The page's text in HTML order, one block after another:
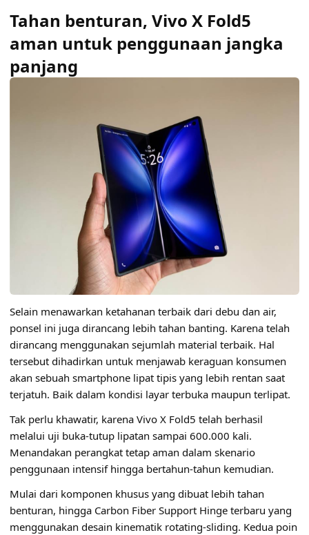
Tahan benturan, Vivo X Fold5
aman untuk penggunaan jangka
panjang
Selain menawarkan ketahanan terbaik dari debu dan air,
ponsel ini juga dirancang lebih tahan banting. Karena telah
dirancang menggunakan sejumlah material terbaik. Hal
tersebut dihadirkan untuk menjawab keraguan konsumen
akan sebuah smartphone lipat tipis yang lebih rentan saat
terjatuh. Baik dalam kondisi layar terbuka maupun terlipat.
Tak perlu khawatir, karena Vivo X Fold5 telah berhasil
melalui uji buka-tutup lipatan sampai 600.000 kali.
Menandakan perangkat tetap aman dalam skenario
penggunaan intensif hingga bertahun-tahun kemudian.
Mulai dari komponen khusus yang dibuat lebih tahan
benturan, hingga Carbon Fiber Support Hinge terbaru yang
menggunakan desain kinematik rotating-sliding. Kedua poin